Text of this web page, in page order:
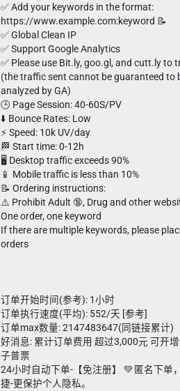
✅ Add your keywords in the format:
https://www.example.com:keyword 📝
✅ Global Clean IP
✅ Support Google Analytics
✅ Please use Bit.ly, goo.gl, and cutt.ly to
(the traffic sent cannot be guaranteed to
analyzed by GA)
🕒 Page Session: 40-60S/PV
⬇️ Bounce Rates: Low
⚡ Speed: 10k UV/day
🏁 Start time: 0-12h
🖥️ Desktop traffic exceeds 90%
📱 Mobile traffic is less than 10%
📝 Ordering instructions:
⚠️ Prohibit Adult 🔞, Drug and other
One order, one keyword
If there are multiple keywords, please
orders
订单开始时间(参考): 1小时
订单执行速度(平均): 552/天 [参考]
订单max数量: 2147483647(同链接累计)
好消息: 累计订单费用 超过3,000元 可开
子普票
24小时自动下单-【免注册】 💚 匿名下单
捷-更保护个人隐私。